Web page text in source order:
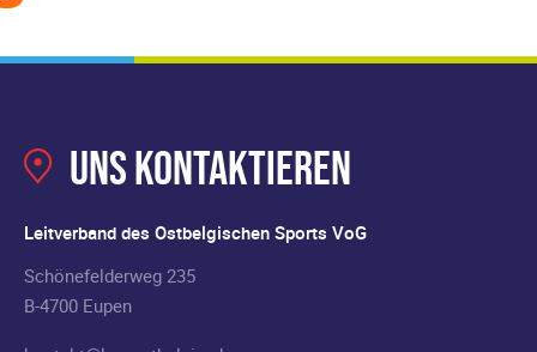
Uns kontaktieren
Leitverband des Ostbelgischen Sports VoG
Schönefelderweg 235
B-4700 Eupen